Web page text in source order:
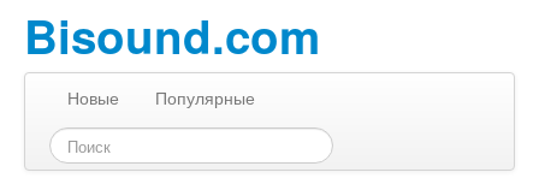
Bisound.com
Новые Популярные